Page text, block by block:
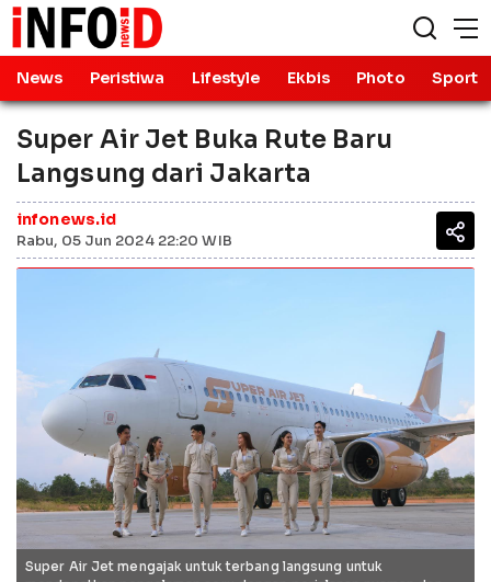
News Peristiwa Lifestyle Ekbis Photo Sport
Super Air Jet Buka Rute Baru
Langsung dari Jakarta
infonews.id
Rabu, 05 Jun 2024 22:20 WIB
Super Air Jet mengajak untuk terbang langsung untuk